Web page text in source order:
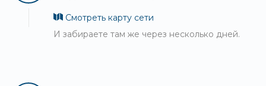
Смотреть карту сети
И забираете там же через несколько дней.